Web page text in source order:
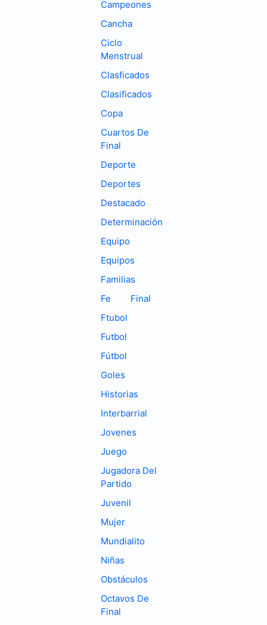
Campeones
Cancha
Ciclo
Menstrual
Clasficados
Clasificados
Copa
Cuartos De
Final
Deporte
Deportes
Destacado
Determinación
Equipo
Equipos
Familias
Fe
Final
Ftubol
Futbol
Fútbol
Goles
Historias
Interbarrial
Jovenes
Juego
Jugadora Del
Partido
Juvenil
Mujer
Mundialito
Niñas
Obstáculos
Octavos De
Final